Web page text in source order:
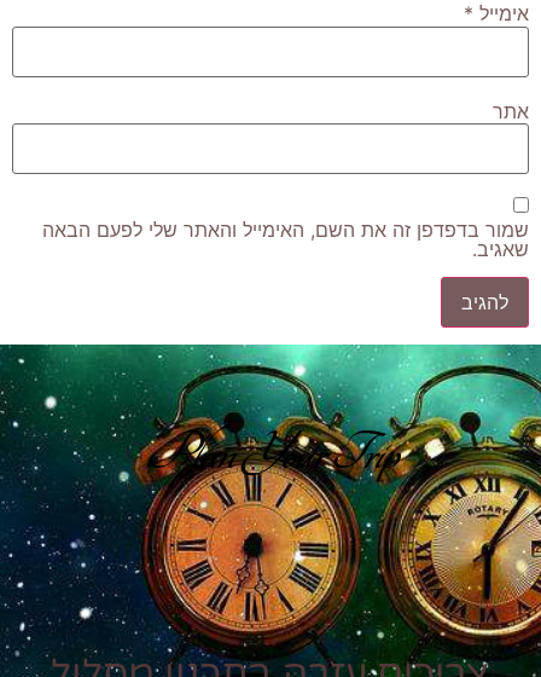
אימייל *
אתר
שמור בדפדפן זה את השם, האימייל והאתר שלי לפעם הבאה
שאגיב.
Plan Your Trip